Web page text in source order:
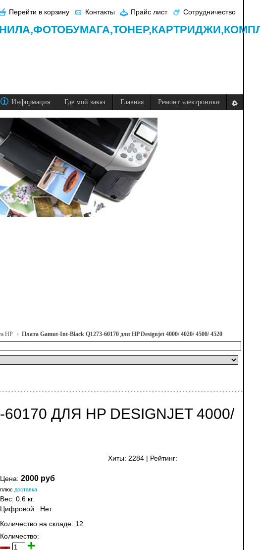
Перейти в корзину Контакты Прайс лист Сотрудничество
ФОТОБУМАГА,ТОНЕР,КАРТРИДЖИ,
Информация Где мой заказ Главная Ремонт электроники
HP Плата Gamut-Int-Black Q1273-60170 для HP Designjet 4000/ 4020/ 4500/ 4520
ДЛЯ HP DESIGNJET 4000/
Хиты: 2284 Рейтинг:
Цена: 2000 руб
плюс доставка
Вес: 0.6 кг.
Цифровой : Нет
Количество на складе: 12
Количество: